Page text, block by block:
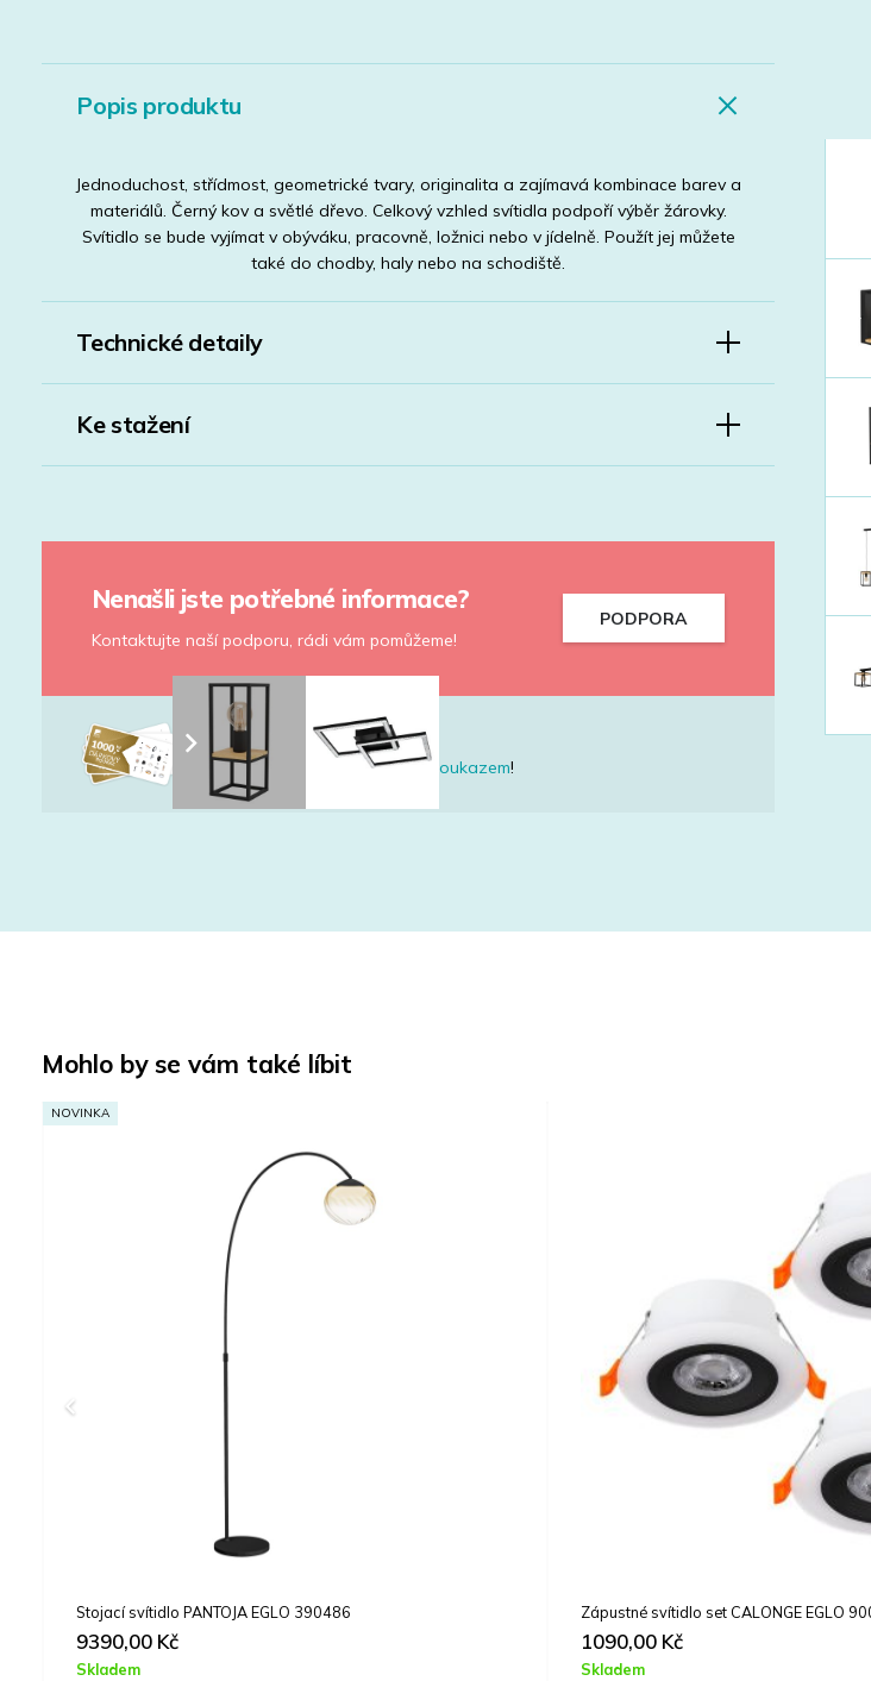
Popis produktu
Jednoduchost, střídmost, geometrické tvary, originalita a zajímavá kombinace barev a
materiálů. Černý kov a světlé dřevo. Celkový vzhled svítidla podpoří výběr žárovky.
Svítidlo se bude vyjímat v obýváku, pracovně, ložnici nebo v jídelně. Použít jej můžete
také do chodby, haly nebo na schodiště.
Technické detaily
Ke stažení
Nenašli jste potřebné informace?
Kontaktujte naší podporu, rádi vám pomůžeme!
PODPORA
Nevíte co vybrat?
Udělejte radost
dárkovým poukazem!
Mohlo by se vám také líbit
Zápustné svítidlo set CALONGE EGLO 900915
1090,00 Kč
Skladem
Svítidlo venkovní sloupkové LATERNA 4
669,00Kč
Skladem